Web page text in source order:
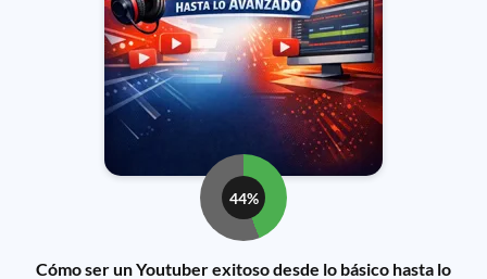
44%
Cómo ser un Youtuber exitoso desde lo básico hasta lo